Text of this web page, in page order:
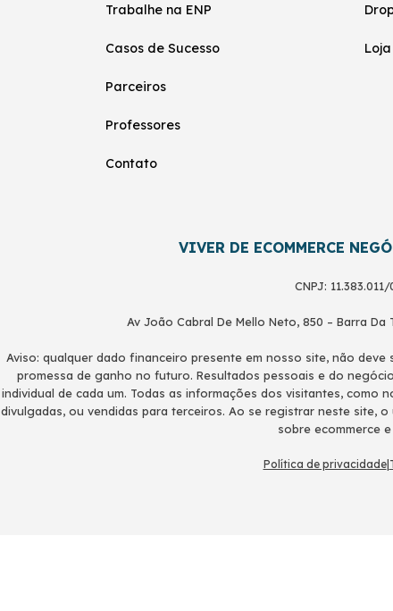
Trabalhe na ENP
Casos de Sucesso
Parceiros
Professores
Contato
Loja
VIVER DE ECOMMERCE
CNPJ:
Av João Cabral De Mello Neto, 850 – Barra Da
Aviso: qualquer dado financeiro presente em nosso site, não
promessa de ganho no futuro. Resultados pessoais e do
individual de cada um. Todas as informações dos visitantes, como
divulgadas, ou vendidas para terceiros. Ao se registrar neste site,
sobre ecommerce
Política de privacidade|